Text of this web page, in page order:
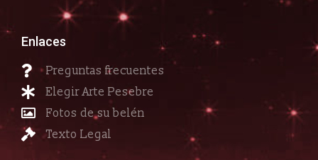
Enlaces
Preguntas frecuentes
Elegir Arte Pesebre
Fotos de su belén
Texto Legal